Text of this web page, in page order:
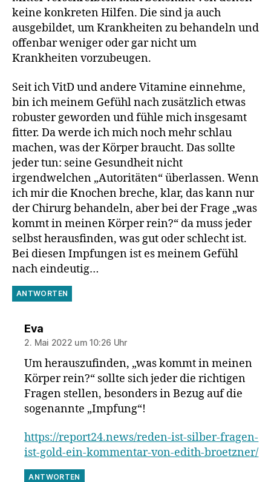
keine konkreten Hilfen. Die sind ja auch
ausgebildet, um Krankheiten zu behandeln und
offenbar weniger oder gar nicht um
Krankheiten vorzubeugen.
Seit ich VitD und andere Vitamine einnehme,
bin ich meinem Gefühl nach zusätzlich etwas
robuster geworden und fühle mich insgesamt
fitter. Da werde ich mich noch mehr schlau
machen, was der Körper braucht. Das sollte
jeder tun: seine Gesundheit nicht
irgendwelchen „Autoritäten“ überlassen. Wenn
ich mir die Knochen breche, klar, das kann nur
der Chirurg behandeln, aber bei der Frage „was
kommt in meinen Körper rein?“ da muss jeder
selbst herausfinden, was gut oder schlecht ist.
Bei diesen Impfungen ist es meinem Gefühl
nach eindeutig…
ANTWORTEN
Evasagt:
2. Mai 2022 um 10:26 Uhr
Um herauszufinden, „was kommt in meinen
Körper rein?“ sollte sich jeder die richtigen
Fragen stellen, besonders in Bezug auf die
sogenannte „Impfung“!
https://report24.news/reden-ist-silber-fragen-
ist-gold-ein-kommentar-von-edith-broetzner/
ANTWORTEN